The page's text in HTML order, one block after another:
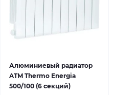
Алюминиевый радиатор
ATM Thermo Energia
500/100 (6 секций)